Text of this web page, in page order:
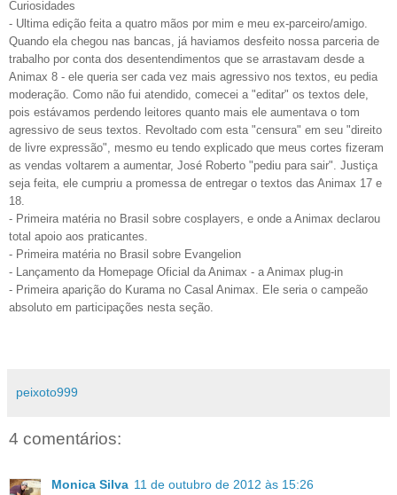
Curiosidades
- Ultima edição feita a quatro mãos por mim e meu ex-parceiro/amigo.
Quando ela chegou nas bancas, já haviamos desfeito nossa parceria de
trabalho por conta dos desentendimentos que se arrastavam desde a
Animax 8 - ele queria ser cada vez mais agressivo nos textos, eu pedia
moderação. Como não fui atendido, comecei a "editar" os textos dele,
pois estávamos perdendo leitores quanto mais ele aumentava o tom
agressivo de seus textos. Revoltado com esta "censura" em seu "direito
de livre expressão", mesmo eu tendo explicado que meus cortes fizeram
as vendas voltarem a aumentar, José Roberto "pediu para sair". Justiça
seja feita, ele cumpriu a promessa de entregar o textos das Animax 17 e
18.
- Primeira matéria no Brasil sobre cosplayers, e onde a Animax declarou
total apoio aos praticantes.
- Primeira matéria no Brasil sobre Evangelion
- Lançamento da Homepage Oficial da Animax - a Animax plug-in
- Primeira aparição do Kurama no Casal Animax. Ele seria o campeão
absoluto em participações nesta seção.
peixoto999
4 comentários:
Monica Silva 11 de outubro de 2012 às 15:26